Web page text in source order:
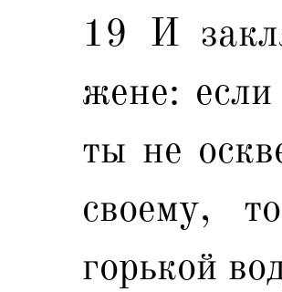
19 И
жене:
ты не
своему,
горькой